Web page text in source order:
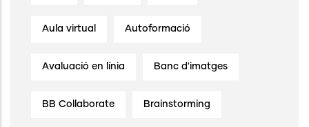
Aula virtual Autoformació
Avaluació en línia Banc d'imatges
BB Collaborate Brainstorming